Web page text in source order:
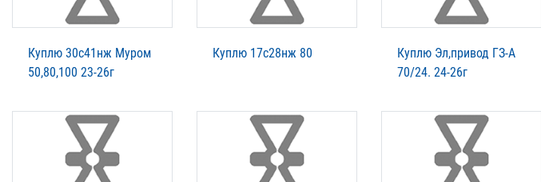
Куплю 30с41нж Муром
50,80,100 23-26г
Куплю 17с28нж 80
Куплю Эл,привод ГЗ-А
70/24. 24-26г